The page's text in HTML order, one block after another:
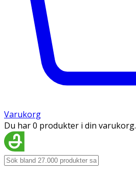
Varukorg
Du har 0 produkter i din varukorg.